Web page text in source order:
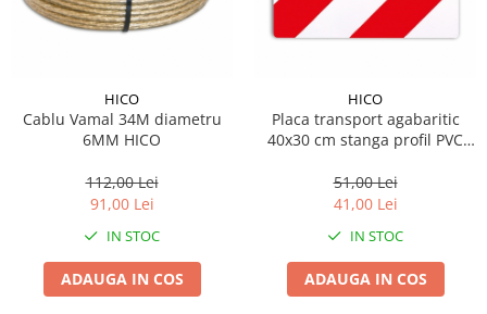
Lichid de frana
Filtru combustibil
Buson golire ulei
Filtru aer moto
Intretinere si curatare filtre moto
Intretinere moto
Intretinere echipament moto
HICO
Cablu Vamal 34M diametru
6MM HICO
112,00 Lei
91,00 Lei
IN STOC
ADAUGA IN COS
HICO
Placa transport agabaritic
40x30 cm stanga profil PVC
51,00 Lei
41,00 Lei
IN STOC
ADAUGA IN COS